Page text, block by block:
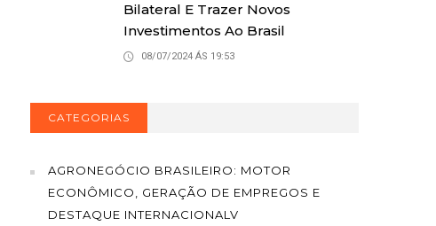
Bilateral E Trazer Novos
Investimentos Ao Brasil
08/07/2024 ÁS 19:53
CATEGORIAS
AGRONEGÓCIO BRASILEIRO: MOTOR
ECONÔMICO, GERAÇÃO DE EMPREGOS E
DESTAQUE INTERNACIONALV